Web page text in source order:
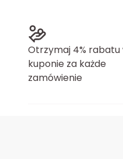
Otrzymaj 4% rabatu
kuponie za każde
zamówienie